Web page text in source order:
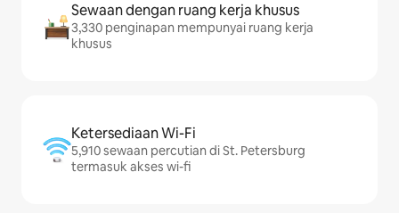
Sewaan dengan ruang kerja khusus
3,330 penginapan mempunyai ruang kerja
khusus
Ketersediaan Wi-Fi
5,910 sewaan percutian di St. Petersburg
termasuk akses wi-fi